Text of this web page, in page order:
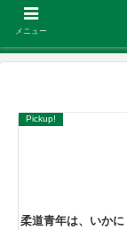
Pickup!
柔道青年は、いかに
メニュー